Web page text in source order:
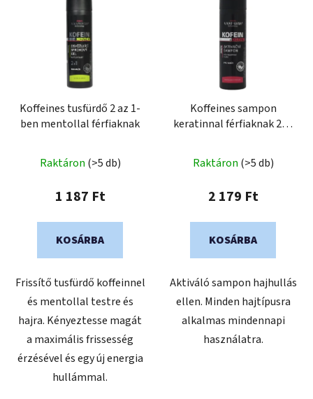
Koffeines tusfürdő 2 az 1-
ben mentollal férfiaknak
Raktáron (>5 db)
1 187 Ft
KOSÁRBA
Frissítő tusfürdő koffeinnel
és mentollal testre és
hajra. Kényeztesse magát
a maximális frissesség
érzésével és egy új energia
hullámmal.
Koffeines sampon
keratinnal férfiaknak 200
Raktáron (>5 db)
2 179 Ft
KOSÁRBA
Aktiváló sampon hajhullás
ellen. Minden hajtípusra
alkalmas mindennapi
használatra.